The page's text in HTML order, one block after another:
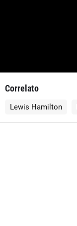
Correlato
Lewis Hamilton